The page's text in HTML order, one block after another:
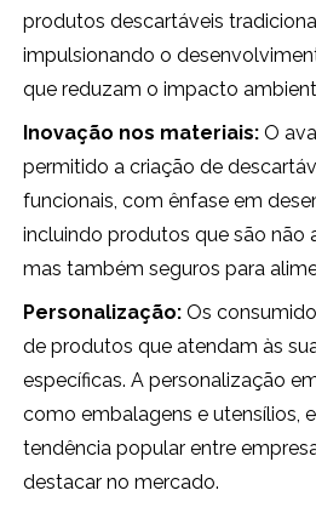
produtos descartáveis
impulsionando o
que reduzam o impacto
Inovação nos materiais: O
permitido a criação de
funcionais, com ênfase em
incluindo produtos que são não
mas também seguros para
Personalização: Os
de produtos que atendam às
específicas. A personalização
como embalagens e utensílios,
tendência popular entre
destacar no mercado.